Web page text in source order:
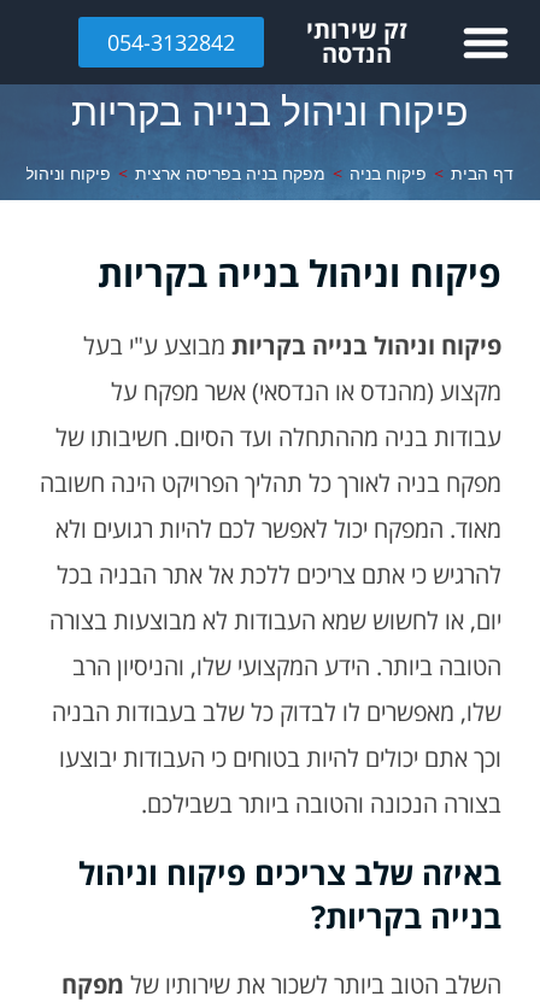
לתוכן זק שירותי
הנדסה 054-3132842
פיקוח וניהול בנייה בקריות
דף הבית > פיקוח בניה > מפקח בניה בפריסה ארצית > פיקוח וניהול
פיקוח וניהול בנייה בקריות
פיקוח וניהול בנייה בקריות מבוצע ע"י בעל
מקצוע (מהנדס או הנדסאי) אשר מפקח על
עבודות בניה מההתחלה ועד הסיום. חשיבותו של
מפקח בניה לאורך כל תהליך הפרויקט הינה חשובה
מאוד. המפקח יכול לאפשר לכם להיות רגועים ולא
להרגיש כי אתם צריכים ללכת אל אתר הבניה בכל
יום, או לחשוש שמא העבודות לא מבוצעות בצורה
הטובה ביותר. הידע המקצועי שלו, והניסיון הרב
שלו, מאפשרים לו לבדוק כל שלב בעבודות הבניה
וכך אתם יכולים להיות בטוחים כי העבודות יבוצעו
בצורה הנכונה והטובה ביותר בשבילכם.
באיזה שלב צריכים פיקוח וניהול
בנייה בקריות?
השלב הטוב ביותר לשכור את שירותיו של מפקח